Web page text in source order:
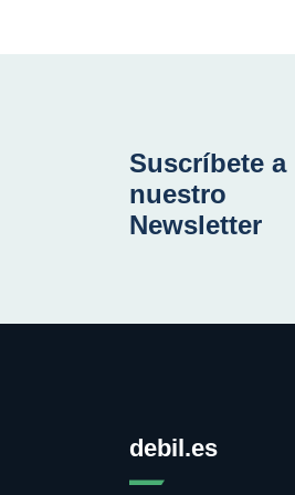
Suscríbete a
nuestro
Newsletter
debil.es